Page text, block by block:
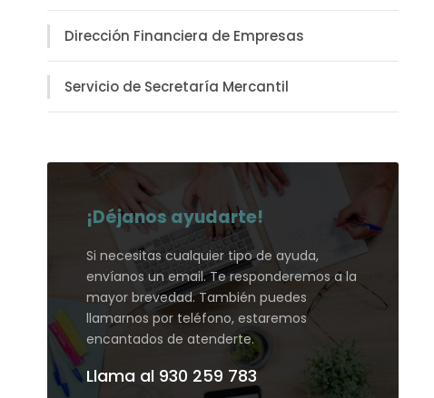
Dirección Financiera de Empresas
Servicio de Secretaría Mercantil
¡Déjanos ayudarte!
Si necesitas cualquier tipo de ayuda,
envíanos un email. Te responderemos a la
mayor brevedad. También puedes
llamarnos por teléfono, estaremos
encantados de atenderte.
Llama al 930 259 783